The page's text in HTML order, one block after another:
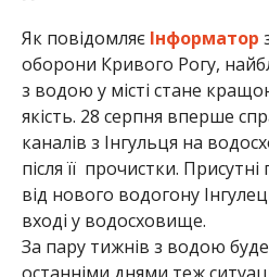
Як повідомляє Інформатор
оборони Кривого Рогу,
з водою у місті стане
якість. 28 серпня вперше
каналів з Інгульця на
після її прочистки.
від нового водогону
вході у водосховище.
За пару тижнів з водою